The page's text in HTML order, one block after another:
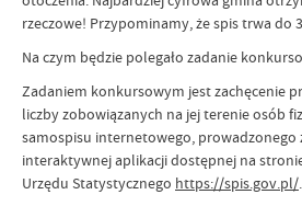
rzeczowe! Przypominamy, że spis trwa do
Na czym będzie polegało zadanie
Zadaniem konkursowym jest zachęcenie
liczby zobowiązanych na jej terenie osób
samospisu internetowego, prowadzonego
interaktywnej aplikacji dostępnej na
Urzędu Statystycznego https://spis.gov.pl/.